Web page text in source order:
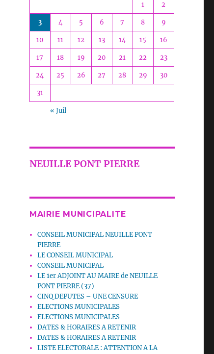
1 2
3 4 5 6 7 8 9
10 11 12 13 14 15 16
17 18 19 20 21 22 23
24 25 26 27 28 29 30
31
« Juil
NEUILLE PONT PIERRE
MAIRIE MUNICIPALITE
CONSEIL MUNICIPAL NEUILLE PONT
PIERRE
LE CONSEIL MUNICIPAL
CONSEIL MUNICIPAL
LE 1er ADJOINT AU MAIRE de NEUILLE
PONT PIERRE (37)
CINQ DEPUTES – UNE CENSURE
ELECTIONS MUNICIPALES
ELECTIONS MUNICIPALES
DATES & HORAIRES A RETENIR
DATES & HORAIRES A RETENIR
LISTE ELECTORALE : ATTENTION A LA